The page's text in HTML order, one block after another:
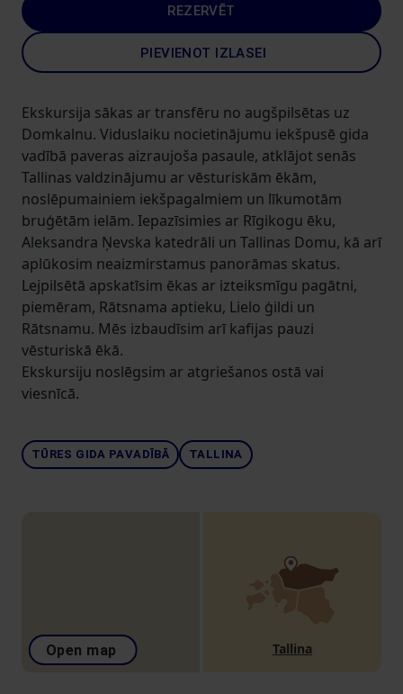
REZERVĒT
PIEVIENOT IZLASEI
Ekskursija sākas ar transfēru no augšpilsētas uz
Domkalnu. Viduslaiku nocietinājumu iekšpusē gida
vadībā paveras aizraujoša pasaule, atklājot senās
Tallinas valdzinājumu ar vēsturiskām ēkām,
noslēpumainiem iekšpagalmiem un līkumotām
bruģētām ielām. Iepazīsimies ar Rīgikogu ēku,
Aleksandra Ņevska katedrāli un Tallinas Domu, kā arī
aplūkosim neaizmirstamus panorāmas skatus.
Lejpilsētā apskatīsim ēkas ar izteiksmīgu pagātni,
piemēram, Rātsnama aptieku, Lielo ģildi un
Rātsnamu. Mēs izbaudīsim arī kafijas pauzi
vēsturiskā ēkā.
Ekskursiju noslēgsim ar atgriešanos ostā vai
viesnīcā.
TŪRES GIDA PAVADĪBĀ TALLINA
Open map Tallina